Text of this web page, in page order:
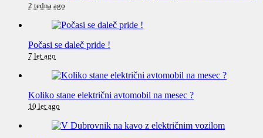
2 tedna ago
Počasi se daleč pride !
7 let ago
Koliko stane električni avtomobil na mesec ?
10 let ago